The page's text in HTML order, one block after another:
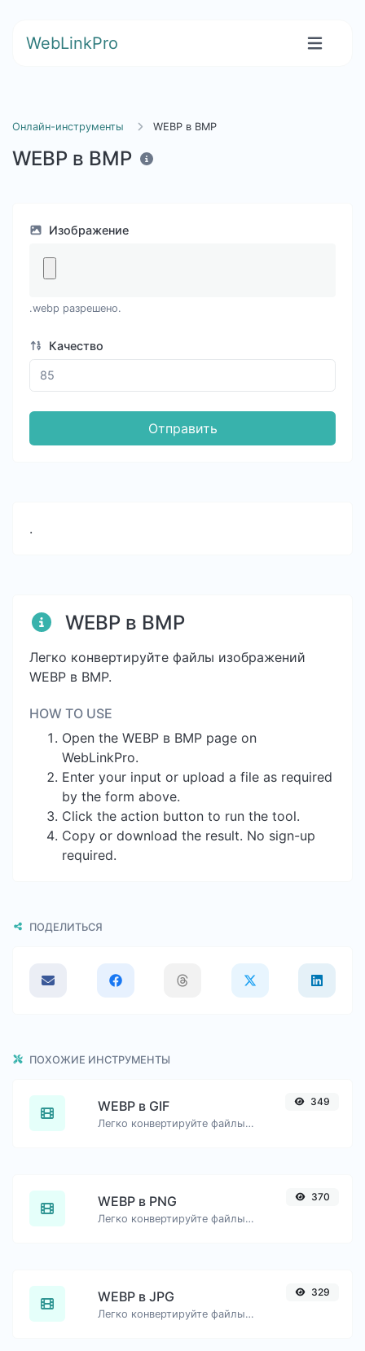
WebLinkPro
Онлайн-инструменты WEBP в BMP
WEBP в BMP
Изображение
.webp разрешено.
Качество
Отправить
.
WEBP в BMP
Легко конвертируйте файлы изображений
WEBP в BMP.
HOW TO USE
Open the WEBP в BMP page on
WebLinkPro.
Enter your input or upload a file as required
by the form above.
Click the action button to run the tool.
Copy or download the result. No sign-up
required.
ПОДЕЛИТЬСЯ
ПОХОЖИЕ ИНСТРУМЕНТЫ
WEBP в GIF
Легко конвертируйте файлы изображений WEBP в GIF.
349
WEBP в PNG
Легко конвертируйте файлы изображений WEBP в PNG.
370
WEBP в JPG
Легко конвертируйте файлы изображений WEBP в JPG.
329